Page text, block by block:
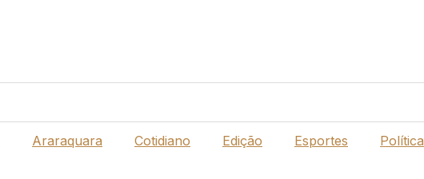
Araraquara Cotidiano Edição Esportes Política